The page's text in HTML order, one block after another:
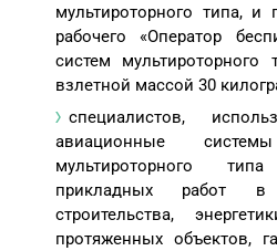
мультироторного типа, и
рабочего «Оператор
систем
взлетной массой 30
специалистов,
авиационные
мультироторного
прикладных работ в
строительства,
протяженных объектов,